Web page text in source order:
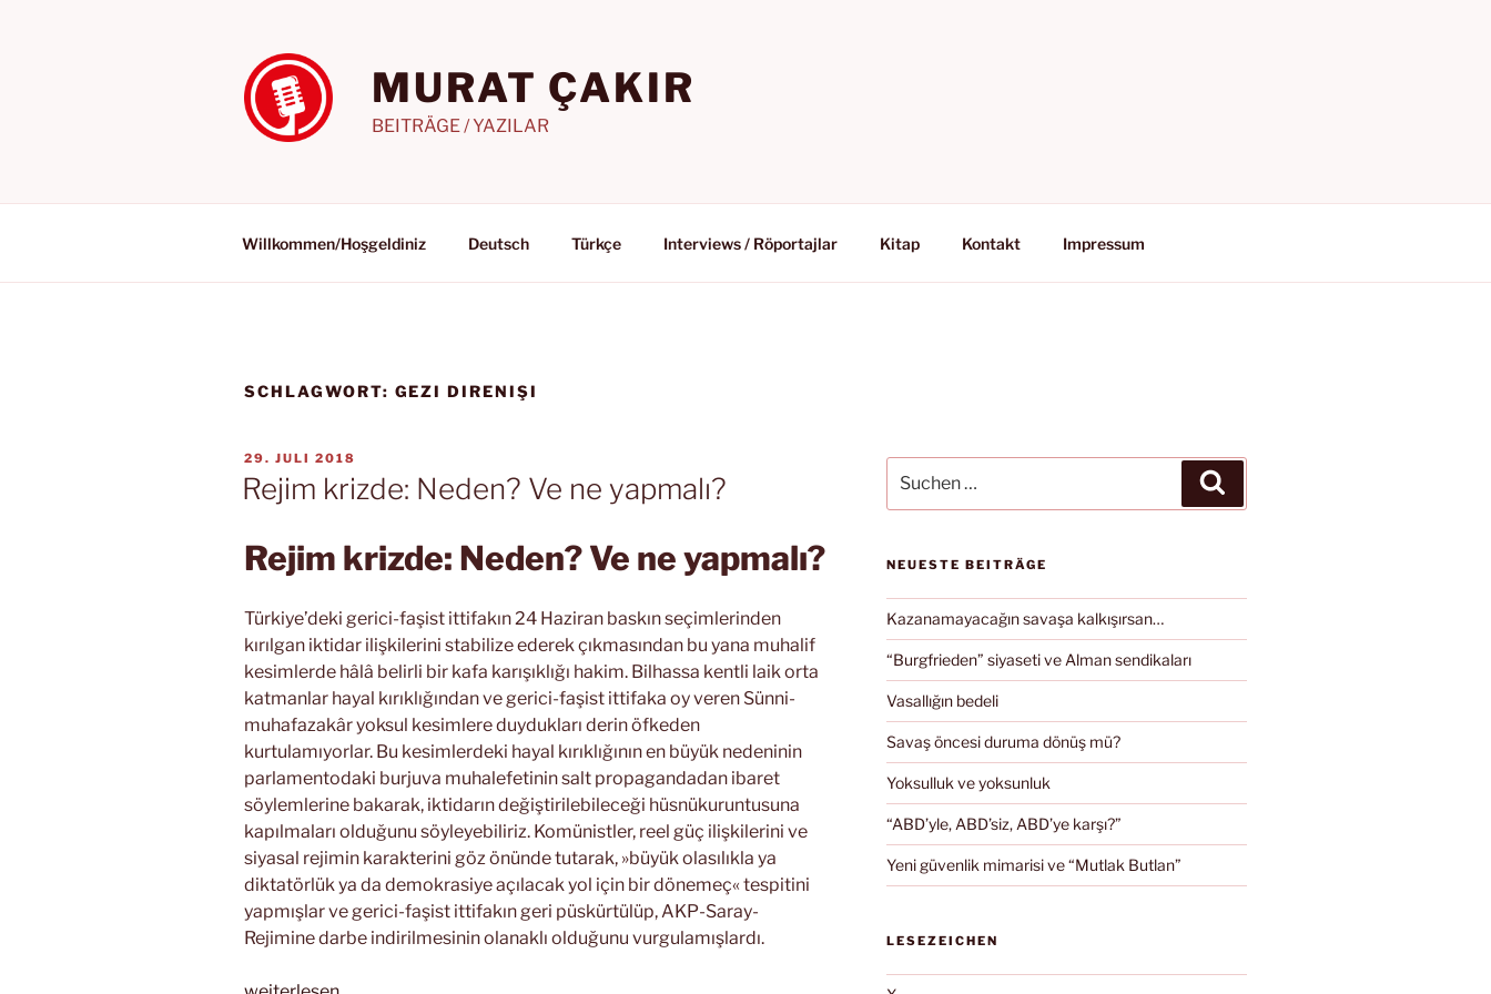
MURAT ÇAKIR
BEITRÄGE / YAZILAR
Willkommen/Hoşgeldiniz Deutsch Türkçe Interviews / Röportajlar Kitap Kontakt Impressum
SCHLAGWORT: GEZI DIRENIŞI
VERÖFFENTLICHT
AM
29. JULI 2018
Rejim krizde: Neden? Ve ne yapmalı?
Rejim krizde: Neden? Ve ne yapmalı?
Türkiye’deki gerici-faşist ittifakın 24 Haziran baskın seçimlerinden
kırılgan iktidar ilişkilerini stabilize ederek çıkmasından bu yana muhalif
kesimlerde hâlâ belirli bir kafa karışıklığı hakim. Bilhassa kentli laik orta
katmanlar hayal kırıklığından ve gerici-faşist ittifaka oy veren Sünni-
muhafazakâr yoksul kesimlere duydukları derin öfkeden
kurtulamıyorlar. Bu kesimlerdeki hayal kırıklığının en büyük nedeninin
parlamentodaki burjuva muhalefetinin salt propagandadan ibaret
söylemlerine bakarak, iktidarın değiştirilebileceği hüsnükuruntusuna
kapılmaları olduğunu söyleyebiliriz. Komünistler, reel güç ilişkilerini ve
siyasal rejimin karakterini göz önünde tutarak, »büyük olasılıkla ya
diktatörlük ya da demokrasiye açılacak yol için bir dönemeç« tespitini
yapmışlar ve gerici-faşist ittifakın geri püskürtülüp, AKP-Saray-
Rejimine darbe indirilmesinin olanaklı olduğunu vurgulamışlardı.
nach:
NEUESTE BEITRÄGE
Kazanamayacağın savaşa kalkışırsan…
“Burgfrieden” siyaseti ve Alman sendikaları
Vasallığın bedeli
Savaş öncesi duruma dönüş mü?
Yoksulluk ve yoksunluk
“ABD’yle, ABD’siz, ABD’ye karşı?”
Yeni güvenlik mimarisi ve “Mutlak Butlan”
LESEZEICHEN